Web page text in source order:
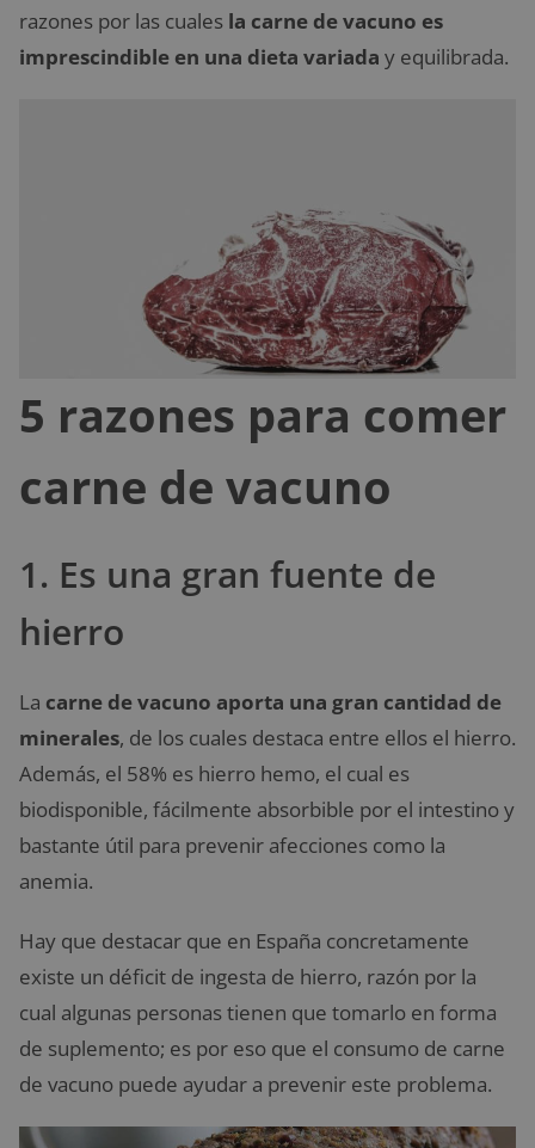
razones por las cuales la carne de vacuno es
imprescindible en una dieta variada y equilibrada.
5 razones para comer
carne de vacuno
1. Es una gran fuente de
hierro
La carne de vacuno aporta una gran cantidad de
minerales, de los cuales destaca entre ellos el hierro.
Además, el 58% es hierro hemo, el cual es
biodisponible, fácilmente absorbible por el intestino y
bastante útil para prevenir afecciones como la
anemia.
Hay que destacar que en España concretamente
existe un déficit de ingesta de hierro, razón por la
cual algunas personas tienen que tomarlo en forma
de suplemento; es por eso que el consumo de carne
de vacuno puede ayudar a prevenir este problema.